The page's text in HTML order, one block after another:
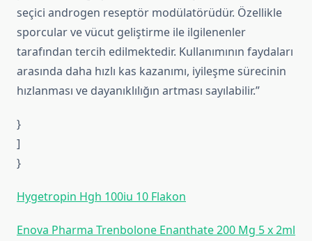
seçici androgen reseptör modülatörüdür. Özellikle
sporcular ve vücut geliştirme ile ilgilenenler
tarafından tercih edilmektedir. Kullanımının faydaları
arasında daha hızlı kas kazanımı, iyileşme sürecinin
hızlanması ve dayanıklılığın artması sayılabilir.”
}
]
}
Hygetropin Hgh 100iu 10 Flakon
Enova Pharma Trenbolone Enanthate 200 Mg 5 x 2ml